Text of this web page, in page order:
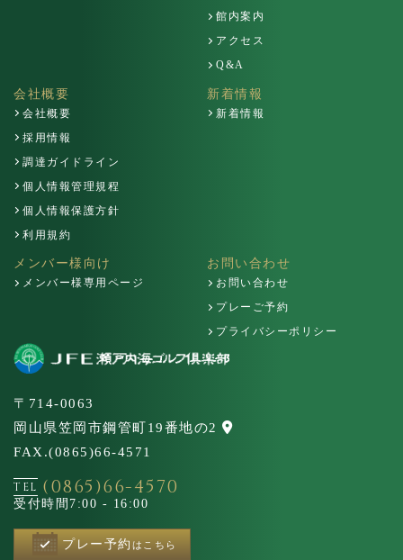
館内案内
アクセス
Q&A
会社概要
会社概要
採用情報
調達ガイドライン
個人情報管理規程
個人情報保護方針
利用規約
新着情報
新着情報
メンバー様向け
メンバー様専用ページ
お問い合わせ
お問い合わせ
プレーご予約
プライバシーポリシー
〒714-0063
岡山県笠岡市鋼管町19番地の2
FAX.(0865)66-4571
TEL (0865)66-4570
受付時間 7:00 - 16:00
プレー予約 はこちら